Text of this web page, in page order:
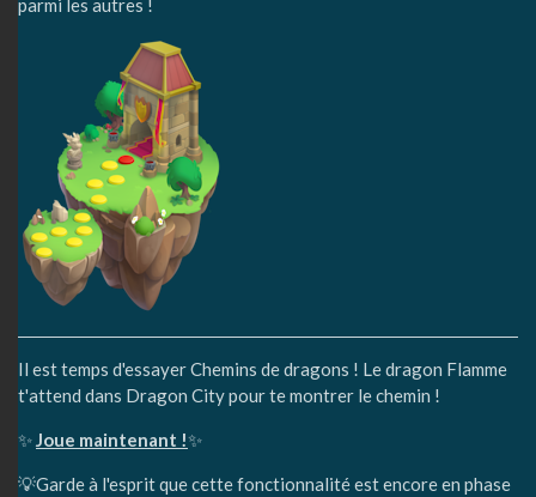
parmi les autres !
Il est temps d'essayer Chemins de dragons ! Le dragon Flamme
t'attend dans Dragon City pour te montrer le chemin !
✨Joue maintenant !✨
💡Garde à l'esprit que cette fonctionnalité est encore en phase